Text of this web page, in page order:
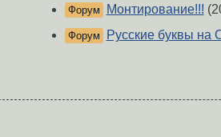
Форум Монтирование!!!
Форум Русские буквы на